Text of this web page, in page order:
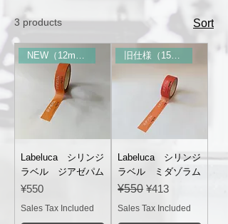
3 products Sort
Labeluca シリンジ
ラベル ジアゼパム
Price
¥550
Sales Tax Included
Labeluca シリンジ
ラベル ミダゾラム
Regular Price
¥550 Sale Price
¥413
Sales Tax Included